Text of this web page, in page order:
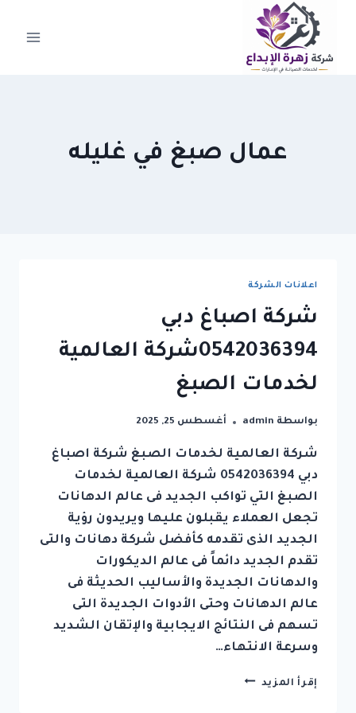
التجاوز
المحتوى
عمال صبغ في غليله
اعلانات الشركة
شركة اصباغ دبي
0542036394شركة العالمية
لخدمات الصبغ
بواسطة admin أغسطس 25, 2025
شركة العالمية لخدمات الصبغ شركة اصباغ
دبي 0542036394 شركة العالمية لخدمات
الصبغ التي تواكب الجديد فى عالم الدهانات
تجعل العملاء يقبلون عليها ويريدون رؤية
الجديد الذى تقدمه كأفضل شركة دهانات والتى
تقدم الجديد دائماً فى عالم الديكورات
والدهانات الجديدة والأساليب الحديثة فى
عالم الدهانات وحتى الأدوات الجديدة التى
تسهم فى النتائج الايجابية والإتقان الشديد
وسرعة الانتهاء…
إقرأ المزيد شركة